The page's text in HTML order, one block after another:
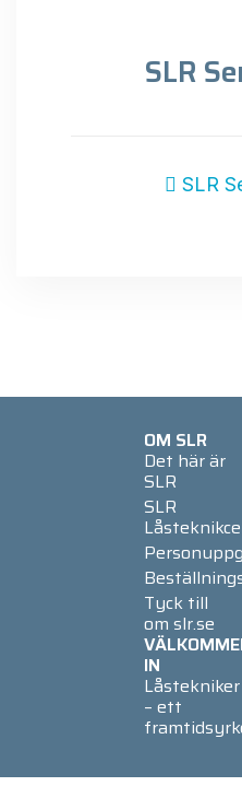
SLR
SLR
OM SLR
Det här är
SLR
SLR
Tyck till
om slr.se
IN
Låstekniker
– ett